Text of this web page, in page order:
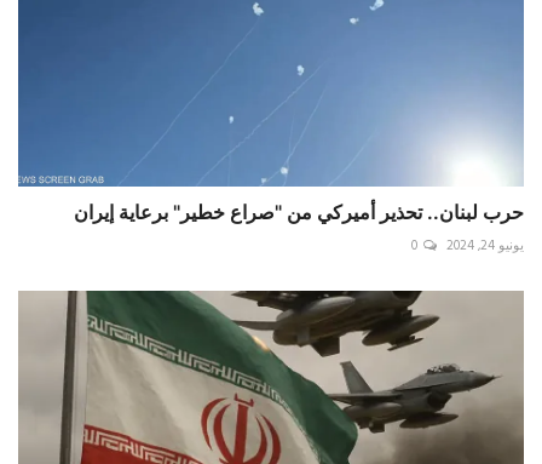
حرب لبنان.. تحذير أميركي من "صراع خطير" برعاية إيران
يونيو 24, 2024 0